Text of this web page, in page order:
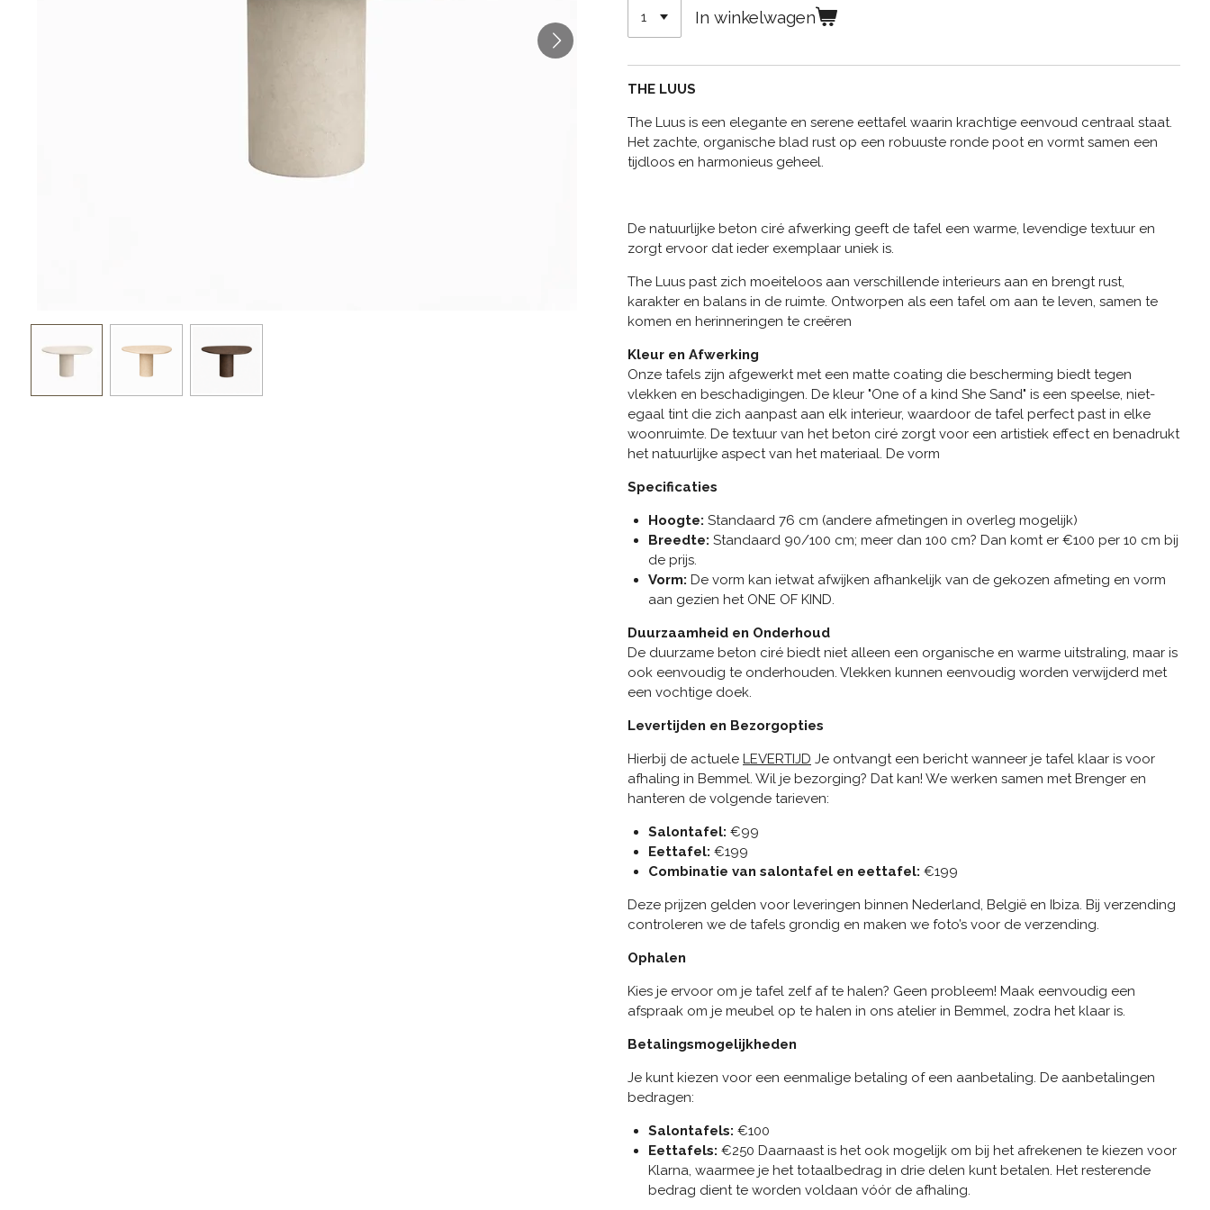
In winkelwagen
THE LUUS
The Luus is een elegante en serene eettafel waarin krachtige eenvoud centraal staat.
Het zachte, organische blad rust op een robuuste ronde poot en vormt samen een
tijdloos en harmonieus geheel.
De natuurlijke beton ciré afwerking geeft de tafel een warme, levendige textuur en
zorgt ervoor dat ieder exemplaar uniek is.
The Luus past zich moeiteloos aan verschillende interieurs aan en brengt rust,
karakter en balans in de ruimte. Ontworpen als een tafel om aan te leven, samen te
komen en herinneringen te creëren
Kleur en Afwerking
Onze tafels zijn afgewerkt met een matte coating die bescherming biedt tegen
vlekken en beschadigingen. De kleur "One of a kind She Sand" is een speelse, niet-
egaal tint die zich aanpast aan elk interieur, waardoor de tafel perfect past in elke
woonruimte. De textuur van het beton ciré zorgt voor een artistiek effect en benadrukt
het natuurlijke aspect van het materiaal. De vorm
Specificaties
Hoogte: Standaard 76 cm (andere afmetingen in overleg mogelijk)
Breedte: Standaard 90/100 cm; meer dan 100 cm? Dan komt er €100 per 10 cm bij
de prijs.
Vorm: De vorm kan ietwat afwijken afhankelijk van de gekozen afmeting en vorm
aan gezien het ONE OF KIND.
Duurzaamheid en Onderhoud
De duurzame beton ciré biedt niet alleen een organische en warme uitstraling, maar is
ook eenvoudig te onderhouden. Vlekken kunnen eenvoudig worden verwijderd met
een vochtige doek.
Levertijden en Bezorgopties
Hierbij de actuele LEVERTIJD Je ontvangt een bericht wanneer je tafel klaar is voor
afhaling in Bemmel. Wil je bezorging? Dat kan! We werken samen met Brenger en
hanteren de volgende tarieven:
Salontafel: €99
Eettafel: €199
Combinatie van salontafel en eettafel: €199
Deze prijzen gelden voor leveringen binnen Nederland, België en Ibiza. Bij verzending
controleren we de tafels grondig en maken we foto’s voor de verzending.
Ophalen
Kies je ervoor om je tafel zelf af te halen? Geen probleem! Maak eenvoudig een
afspraak om je meubel op te halen in ons atelier in Bemmel, zodra het klaar is.
Betalingsmogelijkheden
Je kunt kiezen voor een eenmalige betaling of een aanbetaling. De aanbetalingen
bedragen:
Salontafels: €100
Eettafels: €250 Daarnaast is het ook mogelijk om bij het afrekenen te kiezen voor
Klarna, waarmee je het totaalbedrag in drie delen kunt betalen. Het resterende
bedrag dient te worden voldaan vóór de afhaling.